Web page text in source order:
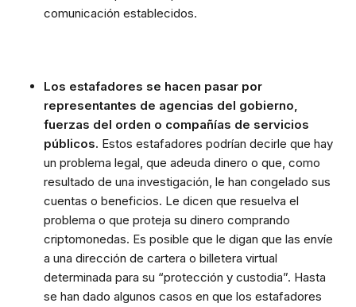
comunicación establecidos.
Los estafadores se hacen pasar por
representantes de agencias del gobierno,
fuerzas del orden o compañías de servicios
públicos. Estos estafadores podrían decirle que hay
un problema legal, que adeuda dinero o que, como
resultado de una investigación, le han congelado sus
cuentas o beneficios. Le dicen que resuelva el
problema o que proteja su dinero comprando
criptomonedas. Es posible que le digan que las envíe
a una dirección de cartera o billetera virtual
determinada para su “protección y custodia”. Hasta
se han dado algunos casos en que los estafadores